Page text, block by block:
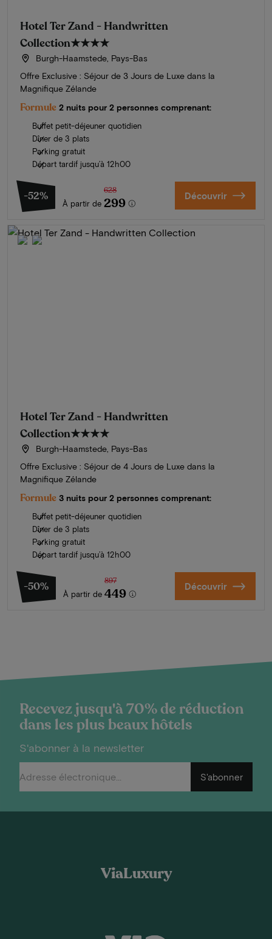
Hotel Ter Zand - Handwritten
Collection★★★★
Burgh-Haamstede, Pays-Bas
Offre Exclusive : Séjour de 3 Jours de Luxe dans la
Magnifique Zélande
Formule 2 nuits pour 2 personnes comprenant:
Buffet petit-déjeuner quotidien
Dîner de 3 plats
Parking gratuit
Départ tardif jusqu’à 12h00
-52%
À partir de
628
299 Découvrir
Hotel Ter Zand - Handwritten
Collection★★★★
Burgh-Haamstede, Pays-Bas
Offre Exclusive : Séjour de 4 Jours de Luxe dans la
Magnifique Zélande
Formule 3 nuits pour 2 personnes comprenant:
Buffet petit-déjeuner quotidien
Dîner de 3 plats
Parking gratuit
Départ tardif jusqu’à 12h00
-50%
À partir de
897
449 Découvrir
Recevez jusqu'à 70% de réduction
dans les plus beaux hôtels
S'abonner à la newsletter
S'abonner
ViaLuxury